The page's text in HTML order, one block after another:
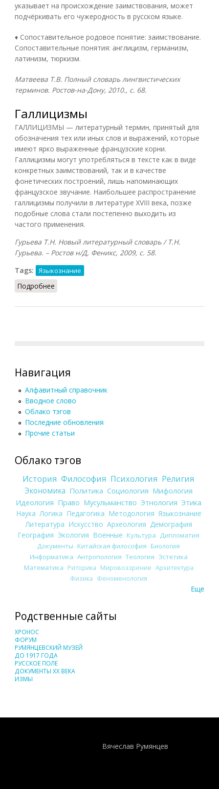
указывает на происхождение заимствования, может
подчёркивать его чужеродность в русском языке.
♦ Сопоставительное родовое понятие: заимствование.
Сопоставительные понятия: англицизм, германизм,
латинизм, тюркизм.
Матвеева Т.В. Полный словарь лингвистических
терминов. Ростов-на-Дону, 2010., с. 68.
Галлицизмы
ГАЛЛИЦИЗМЫ — литературный термин, принятый для
обозначения тех или иных слов и выражений, которые
имеют ярко выраженные французские корни.
Галлицизмы могут употребляться в тексте как в виде
конкретных заимствований, так и в качестве
фонетических построений, лишь напоминающих
французское звучание. Наибольшее распространение
галлицизмы получили в литературе XVIII века, позже
подобные слова стали постепенно выходить из
частого применения.
Гурьева Т.Н. Новый литературный словарь / Т.Н.
Гурьева. – Ростов н/Д, Феникс, 2009, с. 58.
Tags:
Языкознание
Подробнее
Навигация
Алфавитный справочник
Вводное слово
Облако тэгов
Последние обновления
Прочие статьи
Облако тэгов
История Философия Психология Религия
Экономика Политика Социология Мифология
Идеология Право Мусульманство Этнология Этика
Наука Логика Педагогика Методология Языкознание
Литература Искусство Археология Демография
География Экология Военные Культура
Дипломатия
Документы Китайская философия Биология
Информатика Антропология Теология Эстетика
Математика Риторика Мировоззрение Архитектура
Физика Феноменология
Еще
Родственные сайты
ХРОНОС
ФОРУМ
РУМЯНЦЕВСКИЙ МУЗЕЙ
ДО 1917 ГОДА
РУССКОЕ ПОЛЕ
ДОКУМЕНТЫ XX ВЕКА
ИЗМЫ
Вячеслав Румянцев